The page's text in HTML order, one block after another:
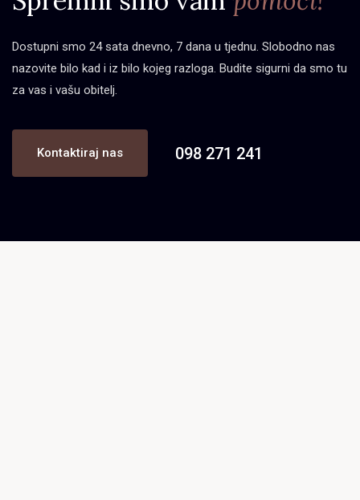
Dostupni smo 24 sata dnevno, 7 dana u tjednu. Slobodno nas
nazovite bilo kad i iz bilo kojeg razloga. Budite sigurni da smo tu
za vas i vašu obitelj.
Kontaktiraj nas 098 271 241